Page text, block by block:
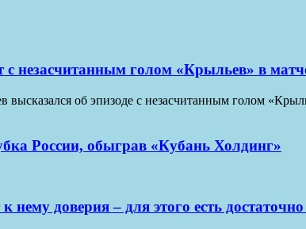
незасчитанным голом «Крыльев» в
об эпизоде с незасчитанным голом
России, обыграв «Кубань Холдинг»
доверия – для этого есть